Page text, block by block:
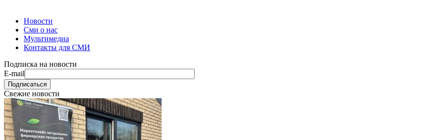
Новости
Сми о нас
Мультимедиа
Контакты для СМИ
Подписка на новости
E-mail
Свежие новости